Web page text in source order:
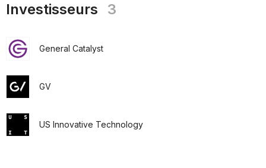
Investisseurs 3
General Catalyst
GV
US Innovative Technology